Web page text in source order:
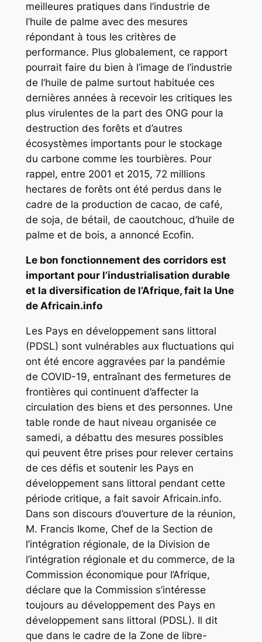
meilleures pratiques dans l’industrie de
l’huile de palme avec des mesures
répondant à tous les critères de
performance. Plus globalement, ce rapport
pourrait faire du bien à l’image de l’industrie
de l’huile de palme surtout habituée ces
dernières années à recevoir les critiques les
plus virulentes de la part des ONG pour la
destruction des forêts et d’autres
écosystèmes importants pour le stockage
du carbone comme les tourbières. Pour
rappel, entre 2001 et 2015, 72 millions
hectares de forêts ont été perdus dans le
cadre de la production de cacao, de café,
de soja, de bétail, de caoutchouc, d’huile de
palme et de bois, a annoncé Ecofin.
Le bon fonctionnement des corridors est
important pour l’industrialisation durable
et la diversification de l’Afrique, fait la Une
de Africain.info
Les Pays en développement sans littoral
(PDSL) sont vulnérables aux fluctuations qui
ont été encore aggravées par la pandémie
de COVID-19, entraînant des fermetures de
frontières qui continuent d’affecter la
circulation des biens et des personnes. Une
table ronde de haut niveau organisée ce
samedi, a débattu des mesures possibles
qui peuvent être prises pour relever certains
de ces défis et soutenir les Pays en
développement sans littoral pendant cette
période critique, a fait savoir Africain.info.
Dans son discours d’ouverture de la réunion,
M. Francis Ikome, Chef de la Section de
l’intégration régionale, de la Division de
l’intégration régionale et du commerce, de la
Commission économique pour l’Afrique,
déclare que la Commission s’intéresse
toujours au développement des Pays en
développement sans littoral (PDSL). Il dit
que dans le cadre de la Zone de libre-